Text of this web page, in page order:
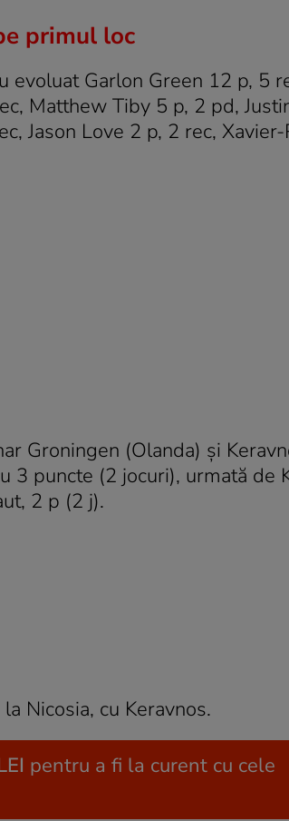
primul loc
evoluat Garlon Green 12 p, 5
Matthew Tiby 5 p, 2 pd,
Jason Love 2 p, 2 rec,
Groningen (Olanda) şi
3 puncte (2 jocuri), urmată de
2 p (2 j).
Nicosia, cu Keravnos.
pentru a fi la curent cu cele